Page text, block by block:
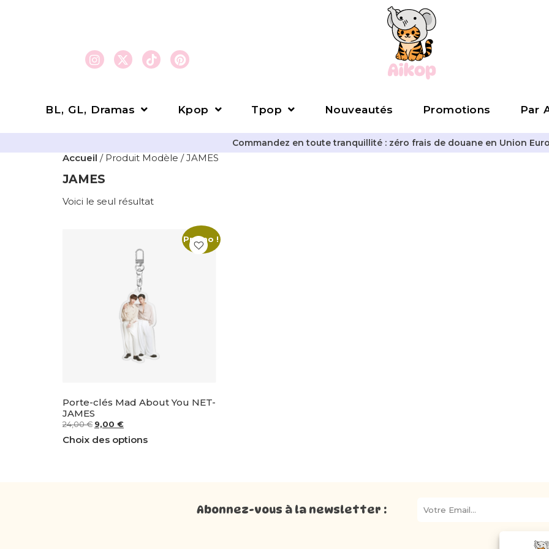
BL, GL, Dramas Kpop Tpop Nouveautés Promotions Par
Commandez en toute tranquillité : zéro frais de douane en Union
Accueil / Produit Modèle / JAMES
JAMES
Voici le seul résultat
Promo !
Porte-clés Mad About You NET-
JAMES
24,00€ 9,00 €
Choix des options
Abonnez-vous à la newsletter :